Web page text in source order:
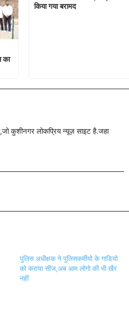
का
किया गया बरामद
कुशीनगर लोकप्रिय न्यूज़ साइट है.जहा
पुलिस अधीक्षक ने पुलिसकर्मीयो के गाडियो
को कराया सीज,अब आम लोगो की भी खैर
नहीं